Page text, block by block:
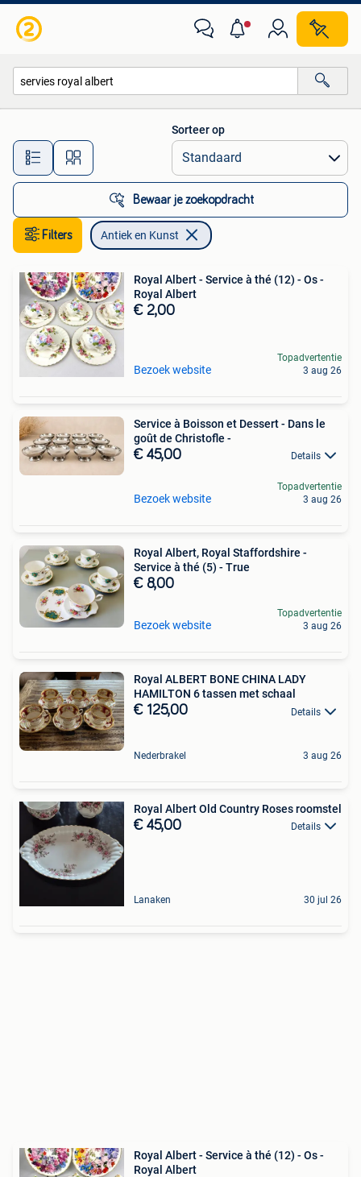
Alle afstanden…
Sorteer op
Bewaar je zoekopdracht
Filters Antiek en Kunst
Royal Albert - Service à thé (12) - Os -
Royal Albert
€ 2,00
Bezoek website
Topadvertentie
3 aug 26
Service à Boisson et Dessert - Dans le
goût de Christofle -
€ 45,00 Details
Bezoek website
Topadvertentie
3 aug 26
Royal Albert, Royal Staffordshire -
Service à thé (5) - True
€ 8,00
Bezoek website
Topadvertentie
3 aug 26
Royal ALBERT BONE CHINA LADY
HAMILTON 6 tassen met schaal
€ 125,00 Details
Nederbrakel 3 aug 26
Royal Albert Old Country Roses roomstel
€ 45,00 Details
Lanaken 30 jul 26
Royal Albert - Service à thé (12) - Os -
Royal Albert